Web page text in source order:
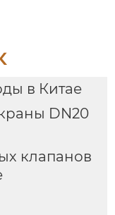
в Китае
DN20
клапанов